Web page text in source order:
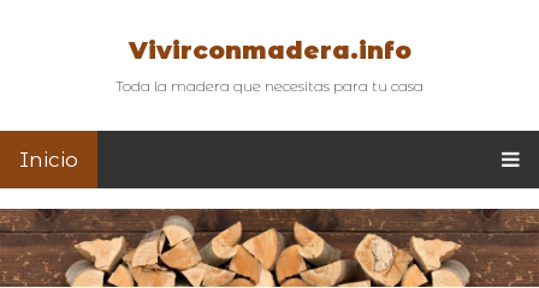
Vivirconmadera.info
Toda la madera que necesitas para tu casa
Inicio